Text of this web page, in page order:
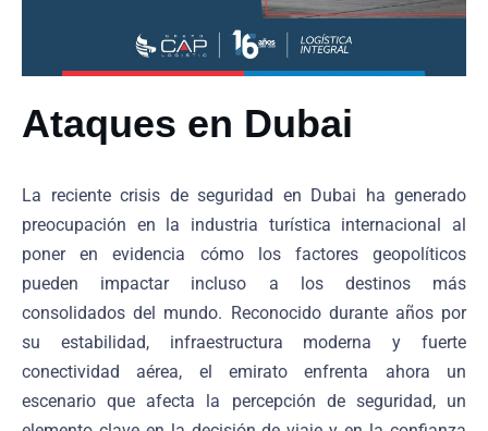
Ataques en Dubai
La reciente crisis de seguridad en Dubai ha generado
preocupación en la industria turística internacional al
poner en evidencia cómo los factores geopolíticos
pueden impactar incluso a los destinos más
consolidados del mundo. Reconocido durante años por
su estabilidad, infraestructura moderna y fuerte
conectividad aérea, el emirato enfrenta ahora un
escenario que afecta la percepción de seguridad, un